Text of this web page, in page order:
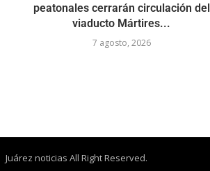
peatonales cerrarán circulación del
viaducto Mártires...
7 agosto, 2026
Juárez noticias All Right Reserved.